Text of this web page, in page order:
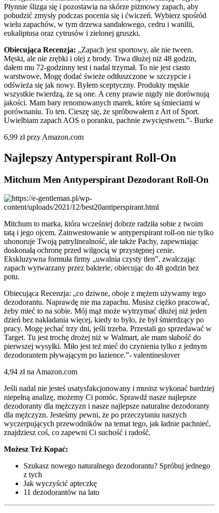
Płynnie ślizga się i pozostawia na skórze piżmowy zapach, aby
pobudzić zmysły podczas pocenia się i ćwiczeń. Wybierz spośród
wielu zapachów, w tym drzewa sandałowego, cedru i wanilii,
eukaliptusa oraz cytrusów i zielonej gruszki.
Obiecująca Recenzja: „Zapach jest sportowy, ale nie tween.
Męski, ale nie zrębki i olej z brody. Trwa dłużej niż 48 godzin,
dałem mu 72-godzinny test i nadal trzymał. To nie jest ciasto
warstwowe, Mogę dodać świeże odtłuszczone w szczypcie i
odświeża się jak nowy. Byłem sceptyczny. Produkty męskie
wszystkie twierdzą, że są one. A ceny prawie nigdy nie dorównują
jakości. Mam bary renomowanych marek, które są śmieciami w
porównaniu. To ten. Cieszę się, że spróbowałem z Art of Sport.
Uwielbiam zapach AOS o poranku, pachnie zwycięstwem.”- Burke
6,99 zł przy Amazon.com
Najlepszy Antyperspirant Roll-On
Mitchum Men Antyperspirant Dezodorant Roll-On
Mitchum to marka, która wcześniej dobrze radziła sobie z twoim
tatą i jego ojcem. Zainwestowanie w antyperspirant roll-on nie tylko
uhonoruje Twoją patrylinealność, ale także Pachy, zapewniając
doskonałą ochronę przed wilgocią w przystępnej cenie.
Ekskluzywna formuła firmy „uwalnia czysty tlen”, zwalczając
zapach wytwarzany przez bakterie, obiecując do 48 godzin bez
potu.
Obiecująca Recenzja: „co dziwne, oboje z mężem używamy tego
dezodorantu. Naprawdę nie ma zapachu. Musisz ciężko pracować,
żeby mieć to na sobie. Mój mąż może wytrzymać dłużej niż jeden
dzień bez nakładania więcej, kiedy to było, że był śmierdzący po
pracy. Mogę jechać trzy dni, jeśli trzeba. Przestali go sprzedawać w
Target. Tu jest trochę drożej niż w Walmart, ale mam słabość do
pierwszej wysyłki. Miło jest też mieć do czynienia tylko z jednym
dezodorantem pływającym po łazience.”- valentineslover
4,94 zł na Amazon.com
Jeśli nadal nie jesteś usatysfakcjonowany i musisz wykonać bardziej
niepełną analizę, możemy Ci pomóc. Sprawdź nasze najlepsze
dezodoranty dla mężczyzn i nasze najlepsze naturalne dezodoranty
dla mężczyzn. Jesteśmy pewni, że po przeczytaniu naszych
wyczerpujących przewodników na temat tego, jak ładnie pachnieć,
znajdziesz coś, co zapewni Ci suchość i radość.
Możesz Też Kopać:
Szukasz nowego naturalnego dezodorantu? Spróbuj jednego
z tych
Jak wyczyścić apteczkę
11 dezodorantów na lato